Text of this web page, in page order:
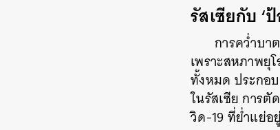
รัสเซียกับ ‘
การคว่ำบา
เพราะสหภาพยุ
ทั้งหมด ประกอ
ในรัสเซีย การตั
วิด-19 ที่ย่ำแย่อ